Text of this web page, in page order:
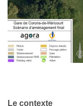
Le contexte